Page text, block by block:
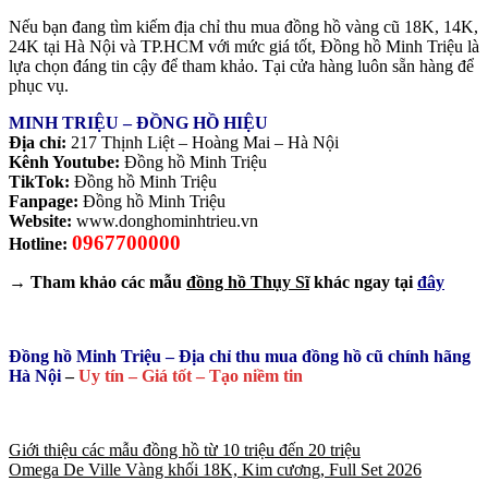
Nếu bạn đang tìm kiếm địa chỉ thu mua đồng hồ vàng cũ 18K, 14K,
24K tại Hà Nội và TP.HCM với mức giá tốt, Đồng hồ Minh Triệu là
lựa chọn đáng tin cậy để tham khảo. Tại cửa hàng luôn sẵn hàng để
phục vụ.
MINH TRIỆU – ĐỒNG HỒ HIỆU
Địa chỉ: 217 Thịnh Liệt – Hoàng Mai – Hà Nội
Kênh Youtube: Đồng hồ Minh Triệu
TikTok: Đồng hồ Minh Triệu
Fanpage: Đồng hồ Minh Triệu
Website: www.donghominhtrieu.vn
Hotline: 0967700000
→ Tham khảo các mẫu đồng hồ Thụy Sĩkhác ngay tại đây
Đồng hồ Minh Triệu – Địa chỉ thu mua đồng hồ cũ chính hãng
Hà Nội–Uy tín – Giá tốt – Tạo niềm tin
Giới thiệu các mẫu đồng hồ từ 10 triệu đến 20 triệu
Omega De Ville Vàng khối 18K, Kim cương, Full Set 2026